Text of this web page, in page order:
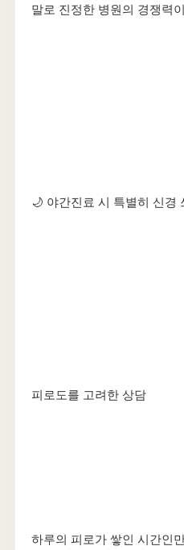
말로 진정한 병원의 경쟁력
🌙 야간진료 시 특별히 신경
피로도를 고려한 상담
하루의 피로가 쌓인 시간인